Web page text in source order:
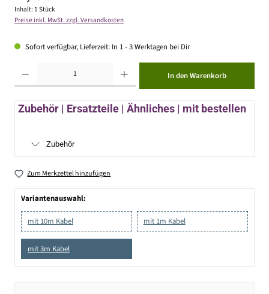
Inhalt: 1 Stück
Preise inkl. MwSt. zzgl. Versandkosten
Sofort verfügbar, Lieferzeit: In 1 - 3 Werktagen bei Dir
In den Warenkorb
Zubehör | Ersatzteile | Ähnliches | mit bestellen
Zubehör
Zum Merkzettel hinzufügen
Variantenauswahl:
mit 10m Kabel mit 1m Kabel
mit 3m Kabel